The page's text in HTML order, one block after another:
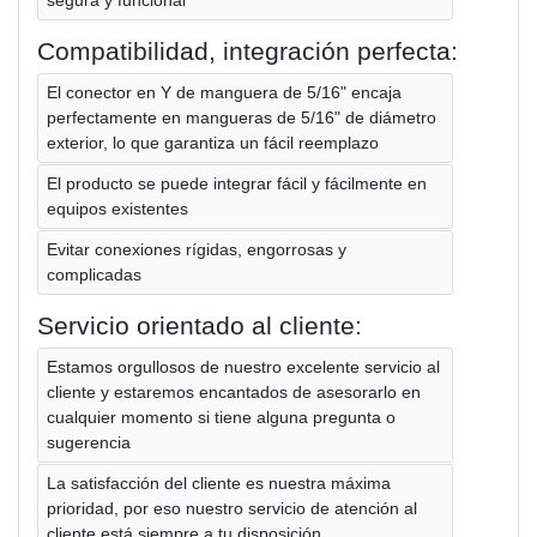
Compatibilidad, integración perfecta:
El conector en Y de manguera de 5/16" encaja
perfectamente en mangueras de 5/16" de diámetro
exterior, lo que garantiza un fácil reemplazo
El producto se puede integrar fácil y fácilmente en
equipos existentes
Evitar conexiones rígidas, engorrosas y
complicadas
Servicio orientado al cliente:
Estamos orgullosos de nuestro excelente servicio al
cliente y estaremos encantados de asesorarlo en
cualquier momento si tiene alguna pregunta o
sugerencia
La satisfacción del cliente es nuestra máxima
prioridad, por eso nuestro servicio de atención al